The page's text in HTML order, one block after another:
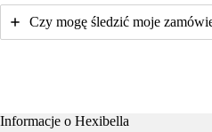
Czy mogę śledzić moje
Informacje o Hexibella